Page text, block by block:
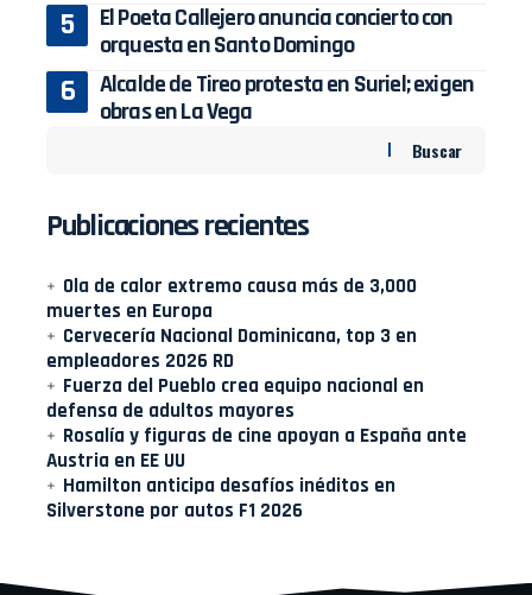
El Poeta Callejero anuncia concierto con
orquesta en Santo Domingo
Alcalde de Tireo protesta en Suriel; exigen
obras en La Vega
Buscar
Publicaciones recientes
Ola de calor extremo causa más de 3,000
muertes en Europa
Cervecería Nacional Dominicana, top 3 en
empleadores 2026 RD
Fuerza del Pueblo crea equipo nacional en
defensa de adultos mayores
Rosalía y figuras de cine apoyan a España ante
Austria en EE UU
Hamilton anticipa desafíos inéditos en
Silverstone por autos F1 2026